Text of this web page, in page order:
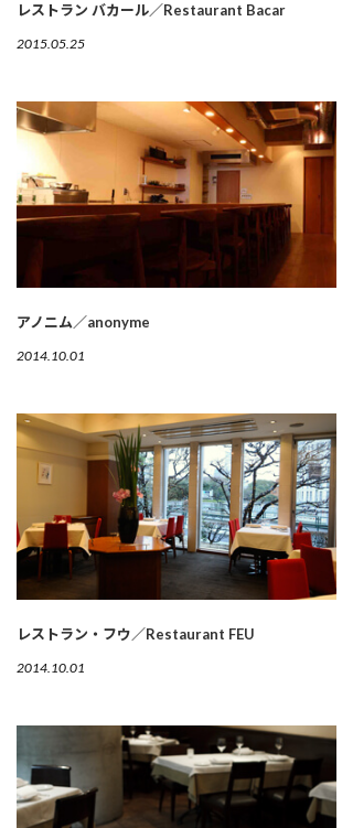
レストラン バカール／Restaurant Bacar
2015.05.25
アノニム／anonyme
2014.10.01
レストラン・フウ／Restaurant FEU
2014.10.01